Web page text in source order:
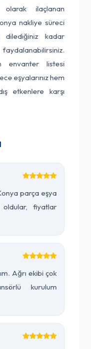
ilaçlanan
nakliye süreci
dilediğiniz kadar
envanter listesi
eşyalarınız hem
etkenlere karşı
parça eşya
oldular, fiyatlar
Ağrı ekibi çok
kurulum